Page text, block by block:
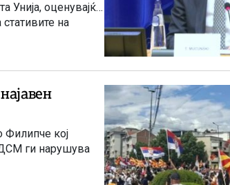
Унија, оценувајќи
на
„Плејбук“ на
политички
во иднина.
Филипче кој
ги нарушува